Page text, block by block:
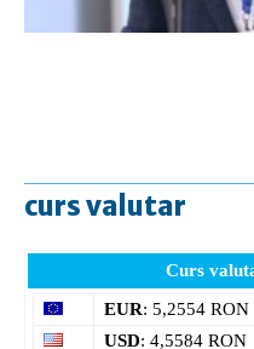
curs valutar
Curs
EUR: 5,2554 RON
USD: 4,5584 RON